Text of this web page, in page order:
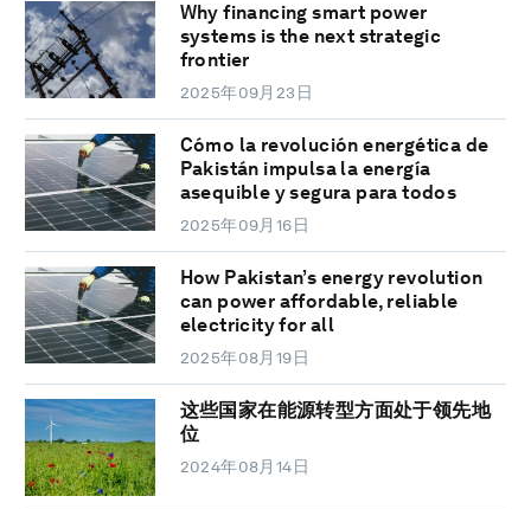
Why financing smart power
systems is the next strategic
frontier
2025年09月23日
Cómo la revolución energética de
Pakistán impulsa la energía
asequible y segura para todos
2025年09月16日
How Pakistan’s energy revolution
can power affordable, reliable
electricity for all
2025年08月19日
这些国家在能源转型方面处于领先地
位
2024年08月14日